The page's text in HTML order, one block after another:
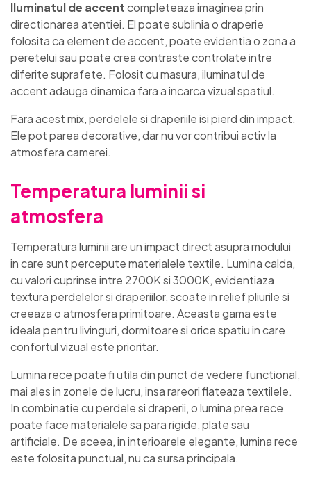
Iluminatul de accentcompleteaza imaginea prin
directionarea atentiei. El poate sublinia o draperie
folosita ca element de accent, poate evidentia o zona a
peretelui sau poate crea contraste controlate intre
diferite suprafete. Folosit cu masura, iluminatul de
accent adauga dinamica fara a incarca vizual spatiul.
Fara acest mix, perdelele si draperiile isi pierd din impact.
Ele pot parea decorative, dar nu vor contribui activ la
atmosfera camerei.
Temperatura luminii si
atmosfera
Temperatura luminii are un impact direct asupra modului
in care sunt percepute materialele textile. Lumina calda,
cu valori cuprinse intre 2700K si 3000K, evidentiaza
textura perdelelor si draperiilor, scoate in relief pliurile si
creeaza o atmosfera primitoare. Aceasta gama este
ideala pentru livinguri, dormitoare si orice spatiu in care
confortul vizual este prioritar.
Lumina rece poate fi utila din punct de vedere functional,
mai ales in zonele de lucru, insa rareori flateaza textilele.
In combinatie cu perdele si draperii, o lumina prea rece
poate face materialele sa para rigide, plate sau
artificiale. De aceea, in interioarele elegante, lumina rece
este folosita punctual, nu ca sursa principala.